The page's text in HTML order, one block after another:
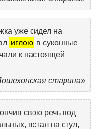
уже сидел на
иглою в суконные
к настоящей
старина»
свою речь под
встал на стул,